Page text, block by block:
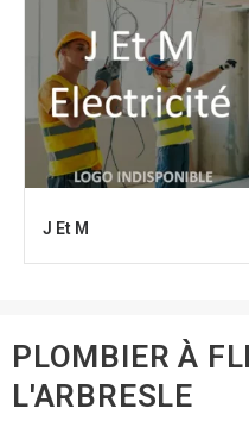
J Et M
PLOMBIER À
L'ARBRESLE